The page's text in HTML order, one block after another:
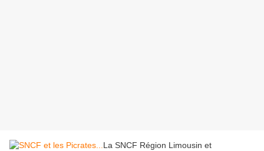
La SNCF Région Limousin et